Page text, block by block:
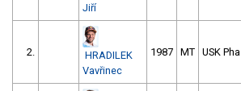
Jiří
2.
HRADILEK
Vavřinec
1987 MT USK Pha